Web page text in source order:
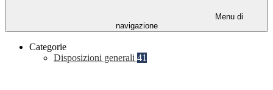
Menu di
navigazione
Categorie
Disposizioni generali 41